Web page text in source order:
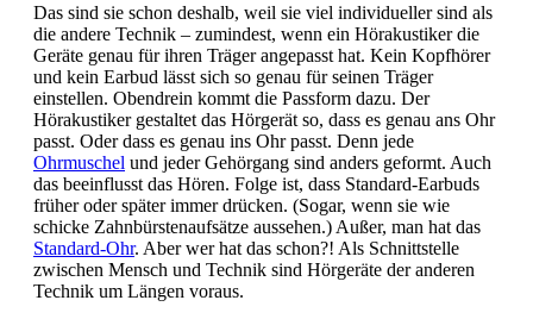
Das sind sie schon deshalb, weil sie viel individueller sind als
die andere Technik – zumindest, wenn ein Hörakustiker die
Geräte genau für ihren Träger angepasst hat. Kein Kopfhörer
und kein Earbud lässt sich so genau für seinen Träger
einstellen. Obendrein kommt die Passform dazu. Der
Hörakustiker gestaltet das Hörgerät so, dass es genau ans Ohr
passt. Oder dass es genau ins Ohr passt. Denn jede
Ohrmuschel und jeder Gehörgang sind anders geformt. Auch
das beeinflusst das Hören. Folge ist, dass Standard-Earbuds
früher oder später immer drücken. (Sogar, wenn sie wie
schicke Zahnbürstenaufsätze aussehen.) Außer, man hat das
Standard-Ohr. Aber wer hat das schon?! Als Schnittstelle
zwischen Mensch und Technik sind Hörgeräte der anderen
Technik um Längen voraus.